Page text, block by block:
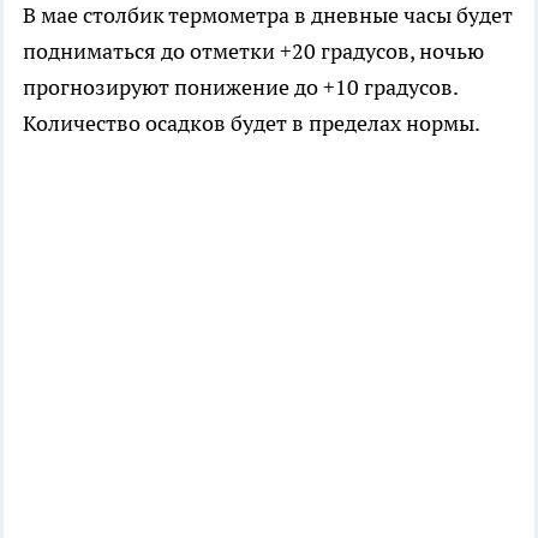
В мае столбик термометра в дневные часы будет
подниматься до отметки +20 градусов, ночью
прогнозируют понижение до +10 градусов.
Количество осадков будет в пределах нормы.